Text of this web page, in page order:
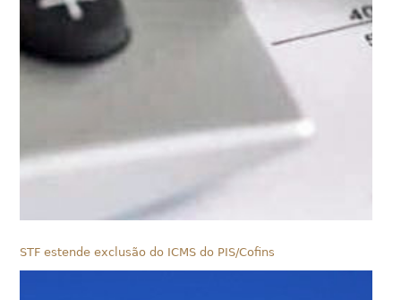
STF estende exclusão do ICMS do PIS/Cofins